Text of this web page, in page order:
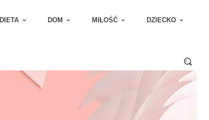
DIETA DOM MIŁOŚĆ DZIECKO